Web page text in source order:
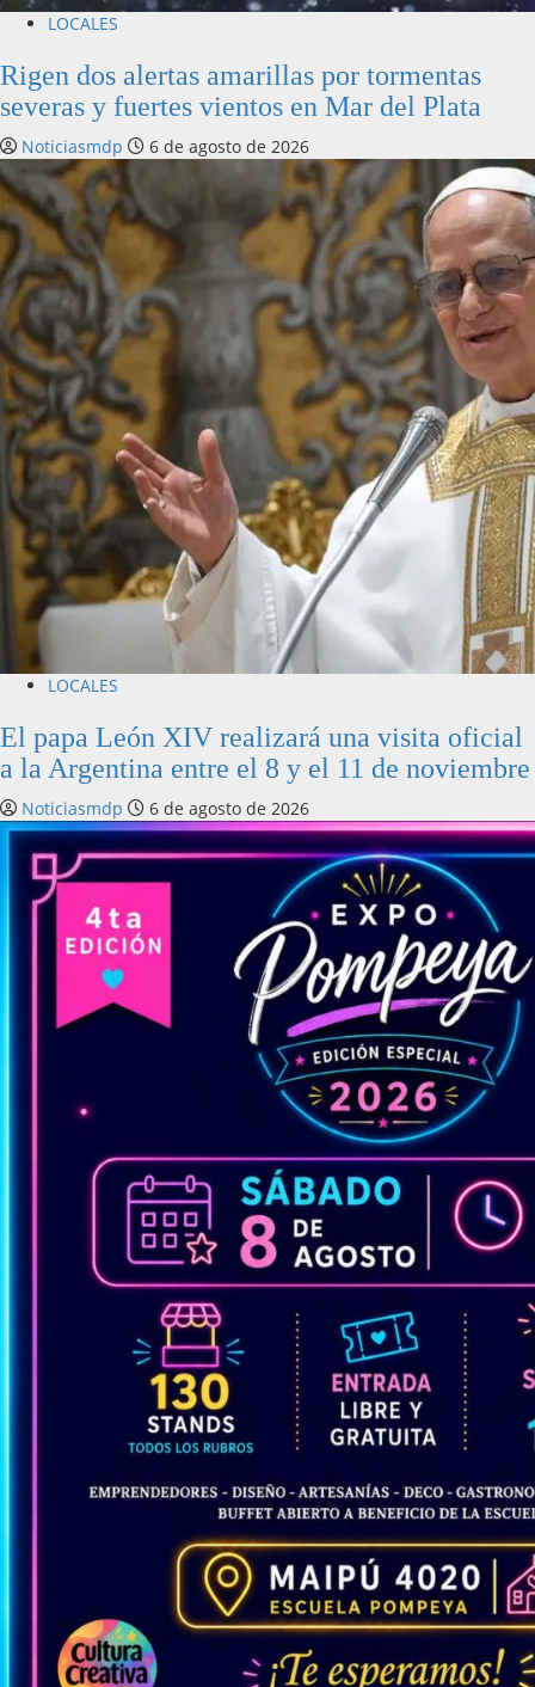
LOCALES
Rigen dos alertas amarillas por tormentas
severas y fuertes vientos en Mar del Plata
Noticiasmdp 6 de agosto de 2026
LOCALES
El papa León XIV realizará una visita oficial
a la Argentina entre el 8 y el 11 de noviembre
Noticiasmdp 6 de agosto de 2026